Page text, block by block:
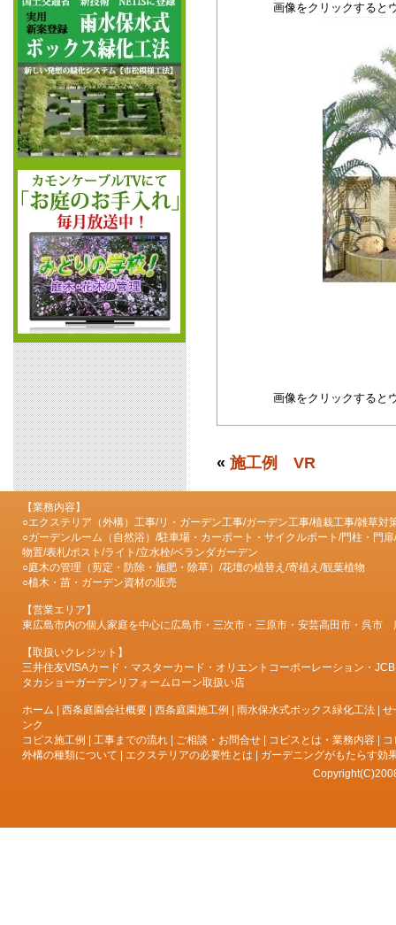
画像をクリックすると
画像をクリックすると
« 施工例 VR
【業務内容】
○エクステリア（外構）工事/リ・ガーデン工事/ガーデン工事/植栽工事/雑草
○ガーデンルーム（自然浴）/駐車場・カーポート・サイクルポート/門柱・門
物置/表札/ポスト/ライト/立水栓/ベランダガーデン
○庭木の管理（剪定・防除・施肥・除草）/花壇の植替え/寄植え/観葉植物
○植木・苗・ガーデン資材の販売
【営業エリア】
東広島市内の個人家庭を中心に広島市・三次市・三原市・安芸高田市・呉市
【取扱いクレジット】
三井住友VISAカード・マスターカード・オリエントコーポーレーション・
タカショーガーデンリフォームローン取扱い店
ホーム 西条庭園会社概要 西条庭園施工例 雨水保水式ボックス緑化工法
せ
ンク
コピス施工例
工事までの流れ ご相談・お問合せ コピスとは・業務内容
外構の種類について
エクステリアの必要性とは
ガーデニングがもたらす効